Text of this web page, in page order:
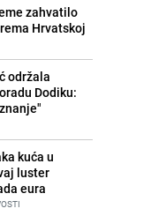
zahvatilo
Hrvatskoj
održala
Dodiku:
kuća u
luster
eura